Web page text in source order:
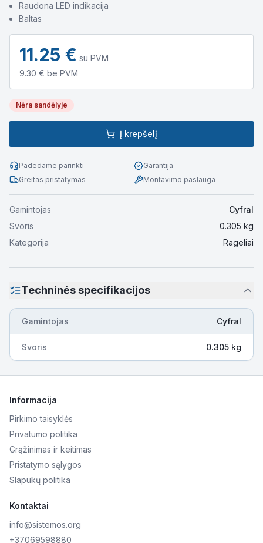
Raudona LED indikacija
Baltas
11.25 € su PVM
9.30 € be PVM
Nėra sandėlyje
Į krepšelį
Padedame parinkti
Garantija
Greitas pristatymas
Montavimo paslauga
Gamintojas
Cyfral
Svoris
0.305 kg
Kategorija
Rageliai
Techninės specifikacijos
Gamintojas Cyfral
Svoris 0.305 kg
Informacija
Pirkimo taisyklės
Privatumo politika
Grąžinimas ir keitimas
Pristatymo sąlygos
Slapukų politika
Kontaktai
info@sistemos.org
+37069598880